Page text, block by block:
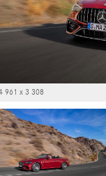
961 x 3 308